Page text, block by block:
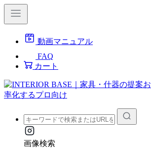
動画マニュアル
FAQ
カート
画像検索